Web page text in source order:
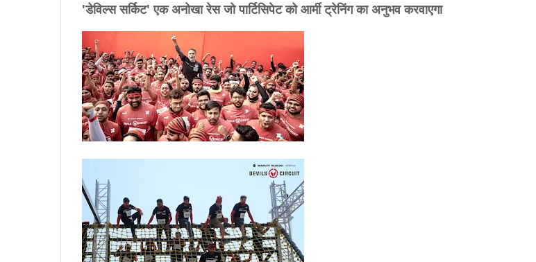
'डेविल्स सर्किट' एक अनोखा रेस जो पार्टिसिपेट को आर्मी ट्रेनिंग का अनुभव करवाएगा